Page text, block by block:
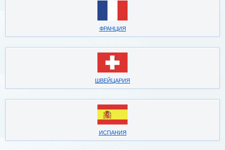
ФРАНЦИЯ
ШВЕЙЦАРИЯ
ИСПАНИЯ